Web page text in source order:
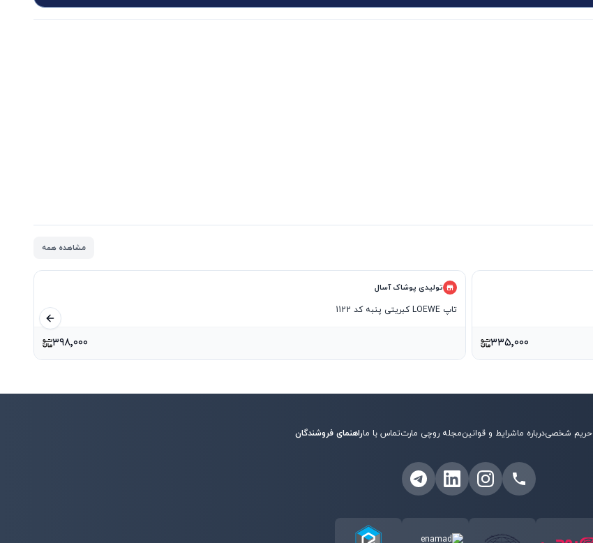
مشاهده همه
تولیدی پوشاک آسال
تاپ LOEWE کبریتی پنبه کد 1122
۳۹۸٬۰۰۰ ۳۳۵٬۰۰۰
اسلاید قبلی
شخصیدرباره ماشرایط و قوانینمجله روچی مارتتماس با ماراهنمای فروشندگان